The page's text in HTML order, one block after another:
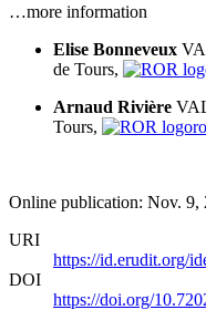
…more information
Elise Bonneveux
de Tours,
Arnaud Rivière
Tours,
Online publication: Nov. 9,
URI
https://id.erudit.org/
DOI
https://doi.org/